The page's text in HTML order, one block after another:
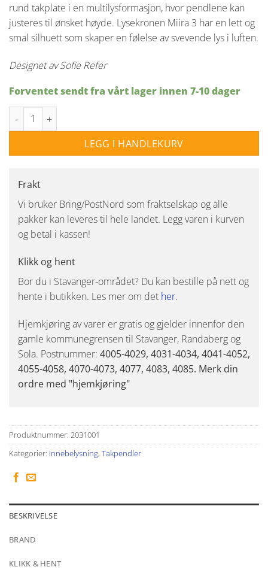
rund takplate i en multilysformasjon, hvor pendlene kan
justeres til ønsket høyde. Lysekronen Miira 3 har en lett og
smal silhuett som skaper en følelse av svevende lys i luften.
Designet av Sofie Refer
Forventet sendt fra vårt lager innen 7-10 dager
Nuura Miira 3 lys rundell G9 - Rock Grey / Klar antall
LEGG I HANDLEKURV
Frakt
Vi bruker Bring/PostNord som fraktselskap og alle
pakker kan leveres til hele landet. Legg varen i kurven
og betal i kassen!
Klikk og hent
Bor du i Stavanger-området? Du kan bestille på nett og
hente i butikken. Les mer om det her.
Hjemkjøring av varer er gratis og gjelder innenfor den
gamle kommunegrensen til Stavanger, Randaberg og
Sola. Postnummer: 4005-4029, 4031-4034, 4041-4052,
4055-4058, 4070-4073, 4077, 4083, 4085. Merk din
ordre med "hjemkjøring"
Produktnummer: 2031001
Kategorier: Innebelysning, Takpendler
BESKRIVELSE
BRAND
KLIKK & HENT